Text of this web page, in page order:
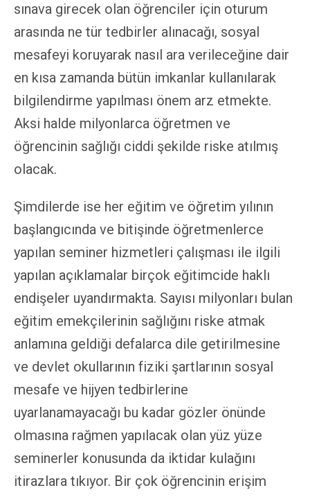
sınava girecek olan öğrenciler için oturum
arasında ne tür tedbirler alınacağı, sosyal
mesafeyi koruyarak nasıl ara verileceğine dair
en kısa zamanda bütün imkanlar kullanılarak
bilgilendirme yapılması önem arz etmekte.
Aksi halde milyonlarca öğretmen ve
öğrencinin sağlığı ciddi şekilde riske atılmış
olacak.
Şimdilerde ise her eğitim ve öğretim yılının
başlangıcında ve bitişinde öğretmenlerce
yapılan seminer hizmetleri çalışması ile ilgili
yapılan açıklamalar birçok eğitimcide haklı
endişeler uyandırmakta. Sayısı milyonları bulan
eğitim emekçilerinin sağlığını riske atmak
anlamına geldiği defalarca dile getirilmesine
ve devlet okullarının fiziki şartlarının sosyal
mesafe ve hijyen tedbirlerine
uyarlanamayacağı bu kadar gözler önünde
olmasına rağmen yapılacak olan yüz yüze
seminerler konusunda da iktidar kulağını
itirazlara tıkıyor. Bir çok öğrencinin erişim